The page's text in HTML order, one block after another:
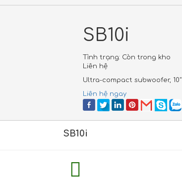
SB10i
Tình trạng: Còn trong kho
Liên hệ
Ultra-compact subwoofer, 10"
Liên hệ ngay
SB10i